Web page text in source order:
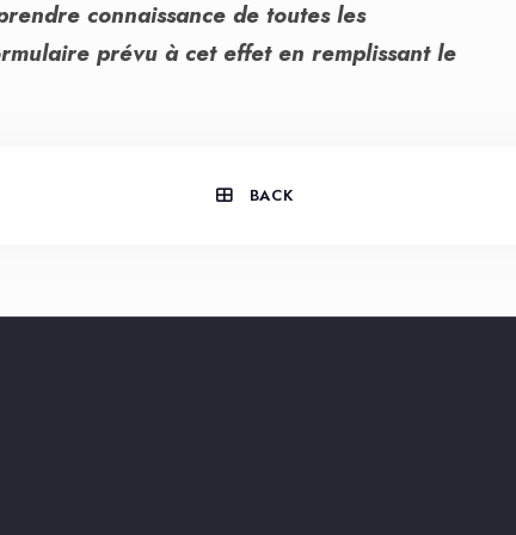
connaissance de toutes les
prévu à cet effet en remplissant le
BACK